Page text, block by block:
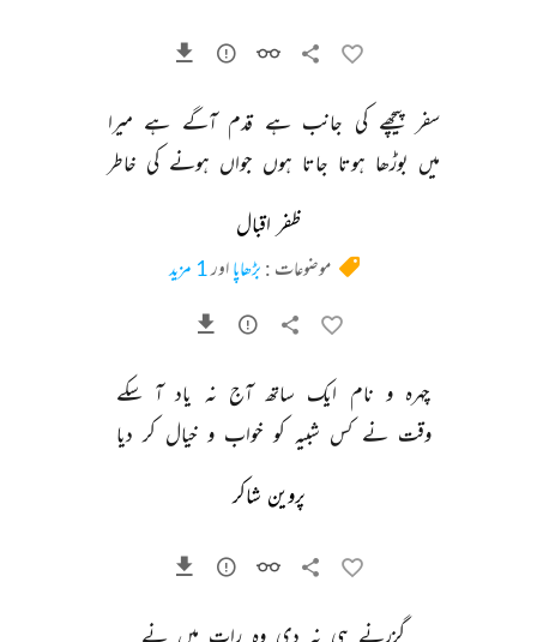
سفر پیچھے کی جانب ہے قدم آگے ہے میرا
میں بوڑھا ہوتا جاتا ہوں جواں ہونے کی خاطر
ظفر اقبال
موضوعات : بڑھاپا اور1 مزید
چہرہ و نام ایک ساتھ آج نہ یاد آ سکے
وقت نے کس شبیہ کو خواب و خیال کر دیا
پروین شاکر
گزرنے ہی نہ دی وہ رات میں نے